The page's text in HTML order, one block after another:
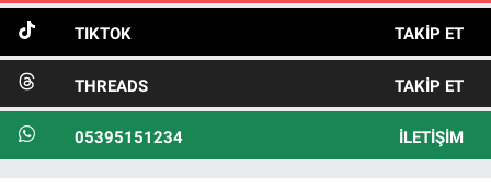
TIKTOK TAKIP ET
THREADS TAKIP ET
05395151234 İLETIŞIM